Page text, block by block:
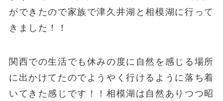
ができたので家族で津久井湖と相模湖に行って
きました！！
関西での生活でも休みの度に自然を感じる場所
に出かけてたのでようやく行けるように落ち着
いてきた感じです！！相模湖は自然ありつつ昭